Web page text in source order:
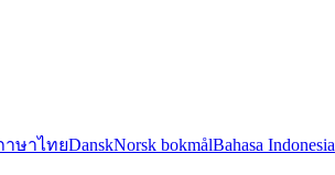
าษาไทยDanskNorsk bokmålBahasa Indonesia